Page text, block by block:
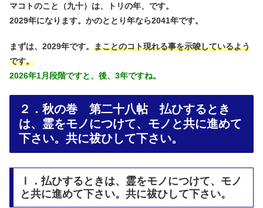
マコトのこと（九十）は、トリの年、です。
2029年になります。かのととり年なら2041年です。
まずは、2029年です。 まことのコト現れる事を示唆しているよう
です。
2026年1月段階ですと、後、3年ですね。
２．秋の巻 第二十八帖 払ひするとき
は、霊をモノにつけて、モノと共に進めて
下さい。共に祓ひして下さい。
Ⅰ．払ひするときは、霊をモノにつけて、モノ
と共に進めて下さい。共に祓ひして下さい。